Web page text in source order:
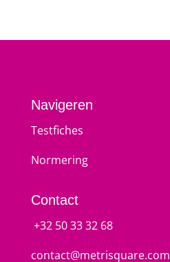
Navigeren
Testfiches
Normering
Contact
+32 50 33 32 68
contact@metrisquare.com